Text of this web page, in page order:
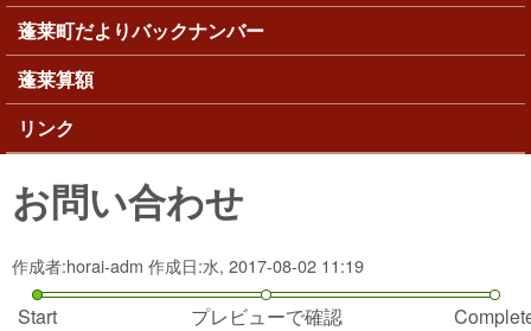
蓬莱町だよりバックナンバー
蓬莱算額
リンク
お問い合わせ
作成者:horai-adm 作成日:水, 2017-08-02 11:19
Start プレビューで確認